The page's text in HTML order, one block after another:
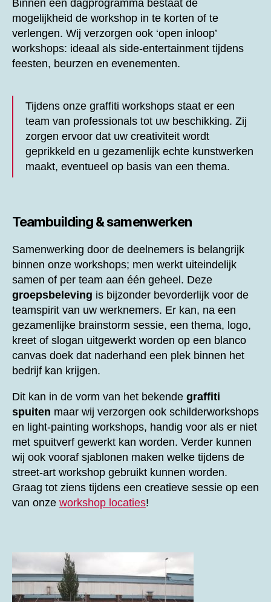
Binnen een dagprogramma bestaat de
mogelijkheid de workshop in te korten of te
verlengen. Wij verzorgen ook ‘open inloop’
workshops: ideaal als side-entertainment tijdens
feesten, beurzen en evenementen.
Tijdens onze graffiti workshops staat er een
team van professionals tot uw beschikking. Zij
zorgen ervoor dat uw creativiteit wordt
geprikkeld en u gezamenlijk echte kunstwerken
maakt, eventueel op basis van een thema.
Teambuilding & samenwerken
Samenwerking door de deelnemers is belangrijk
binnen onze workshops; men werkt uiteindelijk
samen of per team aan één geheel. Deze
groepsbeleving is bijzonder bevorderlijk voor de
teamspirit van uw werknemers. Er kan, na een
gezamenlijke brainstorm sessie, een thema, logo,
kreet of slogan uitgewerkt worden op een blanco
canvas doek dat naderhand een plek binnen het
bedrijf kan krijgen.
Dit kan in de vorm van het bekende graffiti
spuiten maar wij verzorgen ook schilderworkshops
en light-painting workshops, handig voor als er niet
met spuitverf gewerkt kan worden. Verder kunnen
wij ook vooraf sjablonen maken welke tijdens de
street-art workshop gebruikt kunnen worden.
Graag tot ziens tijdens een creatieve sessie op een
van onze workshop locaties!